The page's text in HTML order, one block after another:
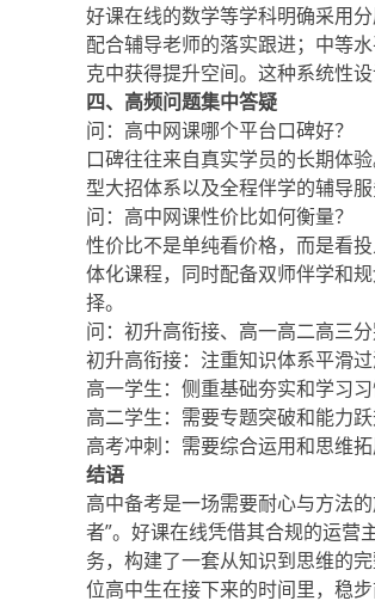
好课在线的数学等学科明确采用
配合辅导老师的落实跟进；中等
克中获得提升空间。这种系统性
四、高频问题集中答疑
问：高中网课哪个平台口碑好？
口碑往往来自真实学员的长期体
型大招体系以及全程伴学的辅导
问：高中网课性价比如何衡量？
性价比不是单纯看价格，而是看
体化课程，同时配备双师伴学和
择。
问：初升高衔接、高一高二高三分
初升高衔接：注重知识体系平滑
高一学生：侧重基础夯实和学习
高二学生：需要专题突破和能力
高考冲刺：需要综合运用和思维
结语
高中备考是一场需要耐心与方法
者”。好课在线凭借其合规的运营
务，构建了一套从知识到思维的
位高中生在接下来的时间里，稳